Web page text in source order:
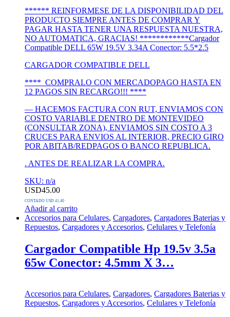
****** REINFORMESE DE LA DISPONIBILIDAD DEL
PRODUCTO SIEMPRE ANTES DE COMPRAR Y
PAGAR HASTA TENER UNA RESPUESTA NUESTRA,
NO AUTOMATICA, GRACIAS! ************Cargador
Compatible DELL 65W 19.5V 3.34A Conector: 5.5*2.5
CARGADOR COMPATIBLE DELL
**** COMPRALO CON MERCADOPAGO HASTA EN
12 PAGOS SIN RECARGO!!! ****
— HACEMOS FACTURA CON RUT, ENVIAMOS CON
COSTO VARIABLE DENTRO DE MONTEVIDEO
(CONSULTAR ZONA), ENVIAMOS SIN COSTO A 3
CRUCES PARA ENVIOS AL INTERIOR, PRECIO GIRO
POR ABITAB/REDPAGOS O BANCO REPUBLICA.
. ANTES DE REALIZAR LA COMPRA.
SKU: n/a
USD45.00
CONTADO USD 41.40
Añadir al carrito
Accesorios para Celulares, Cargadores, Cargadores Baterias y
Repuestos, Cargadores y Accesorios, Celulares y Telefonía
Cargador Compatible Hp 19.5v 3.5a
65w Conector: 4.5mm X 3…
Accesorios para Celulares, Cargadores, Cargadores Baterias y
Repuestos, Cargadores y Accesorios, Celulares y Telefonía